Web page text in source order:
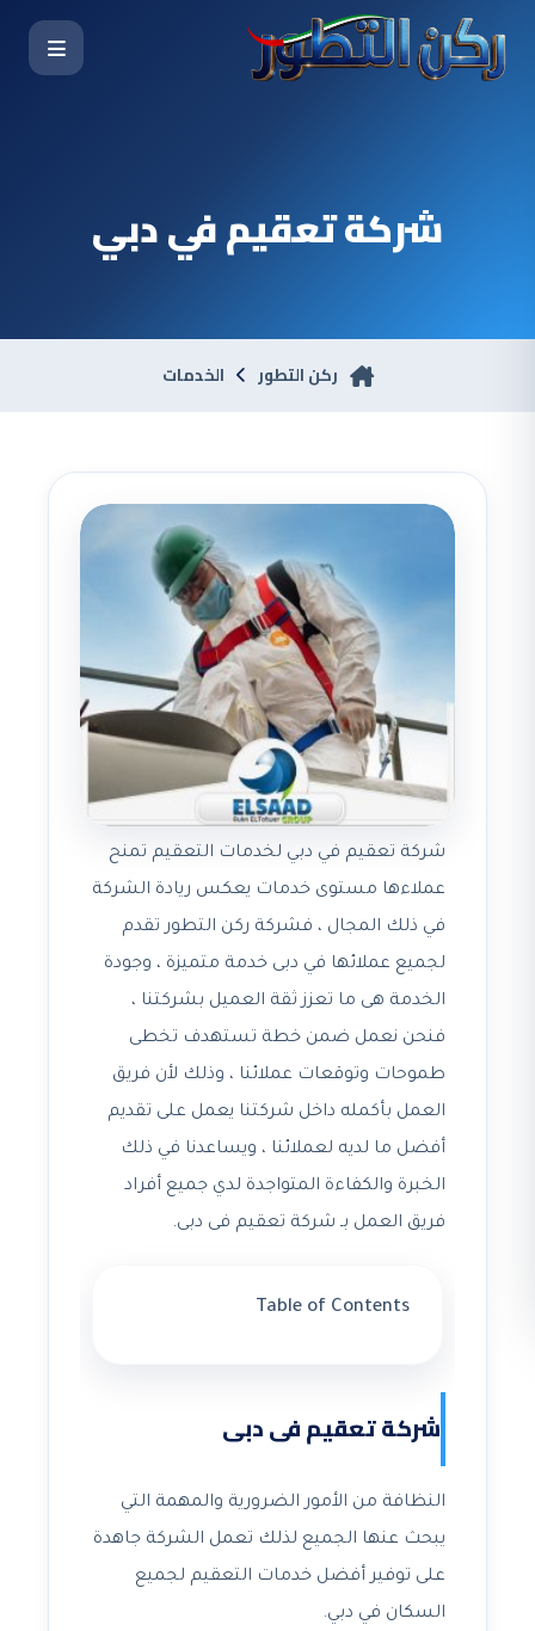
شركة تعقيم في دبي
ركن التطور الخدمات
شركة تعقيم في دبي لخدمات التعقيم تمنح
عملاءها مستوى خدمات يعكس ريادة الشركة
في ذلك المجال ، فشركة ركن التطور تقدم
لجميع عملائها في دبى خدمة متميزة ، وجودة
الخدمة هى ما تعزز ثقة العميل بشركتنا ،
فنحن نعمل ضمن خطة تستهدف تخطى
طموحات وتوقعات عملائنا ، وذلك لأن فريق
العمل بأكمله داخل شركتنا يعمل على تقديم
أفضل ما لديه لعملائنا ، ويساعدنا في ذلك
الخبرة والكفاءة المتواجدة لدي جميع أفراد
فريق العمل بـ شركة تعقيم فى دبى.
Table of Contents
شركة تعقيم فى دبى
النظافة من الأمور الضرورية والمهمة التي
يبحث عنها الجميع لذلك تعمل الشركة جاهدة
على توفير أفضل خدمات التعقيم لجميع
السكان في دبي.